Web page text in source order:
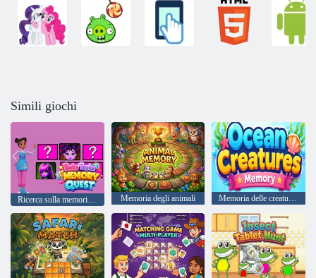
Simili giochi
Ricerca sulla memoria di Baby Taylor Memoria degli animali Memoria delle creature dell'oceano